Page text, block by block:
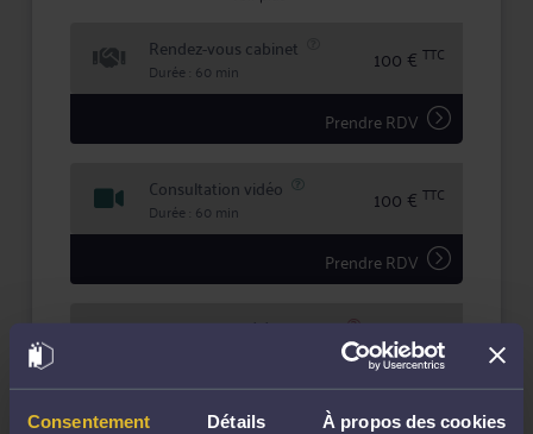
Consentement Détails À propos des cookies
faire valoir vos droits en toute confidentialité et
Rendez-vous cabinet
Durée : 60 min 100 € TTC
Prendre RDV
Consultation vidéo
Durée : 60 min 100 € TTC
Prendre RDV
Consultation téléphonique 100 €